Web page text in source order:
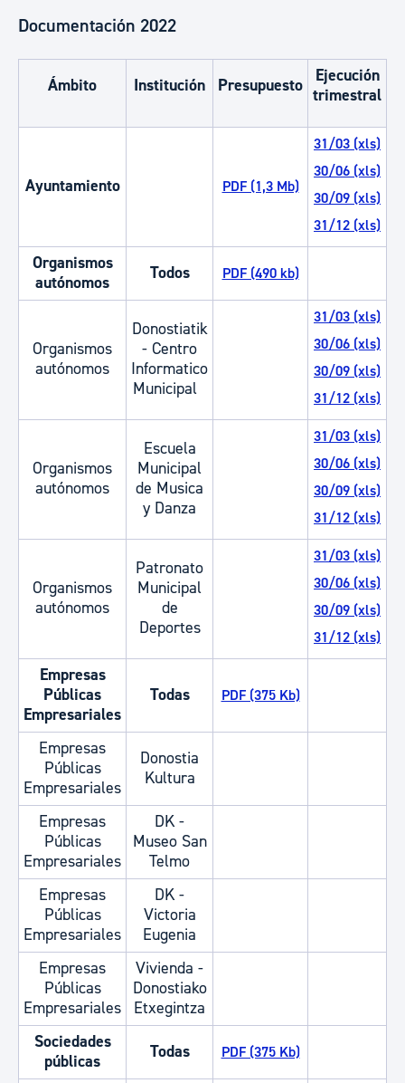
Documentación 2022
Ámbito Institución Presupuesto
Ejecución
trimestral
Ayuntamiento PDF (1,3 Mb)
31/03 (xls)
30/06 (xls)
30/09 (xls)
31/12 (xls)
Organismos
autónomos
Todos PDF (490 kb)
Organismos
autónomos
Donostiatik
- Centro
Informatico
Municipal
31/03 (xls)
30/06 (xls)
30/09 (xls)
31/12 (xls)
Organismos
autónomos
Escuela
Municipal
de Musica
y Danza
31/03 (xls)
30/06 (xls)
30/09 (xls)
31/12 (xls)
Organismos
autónomos
Patronato
Municipal
de
Deportes
31/03 (xls)
30/06 (xls)
30/09 (xls)
31/12 (xls)
Empresas
Públicas
Empresariales
Todas PDF (375 Kb)
Empresas
Públicas
Empresariales
Donostia
Kultura
Empresas
Públicas
Empresariales
DK -
Museo San
Telmo
Empresas
Públicas
Empresariales
DK -
Victoria
Eugenia
Empresas
Públicas
Empresariales
Vivienda -
Donostiako
Etxegintza
Sociedades
públicas
Todas PDF (375 Kb)